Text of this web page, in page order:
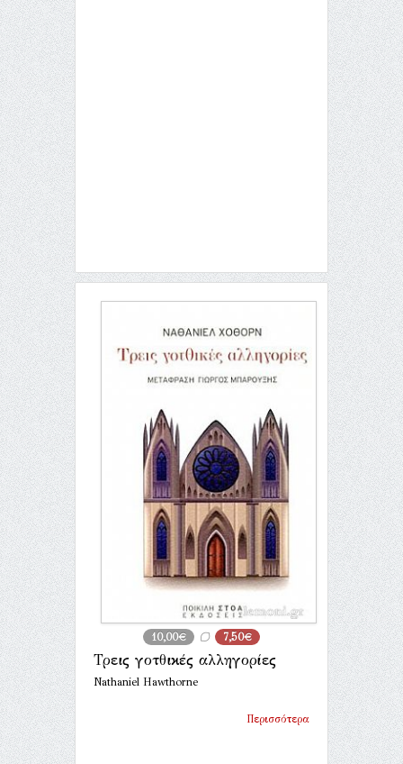
10,00€ 7,50€
Τρεις γοτθικές αλληγορίες
Nathaniel Hawthorne
Περισσότερα